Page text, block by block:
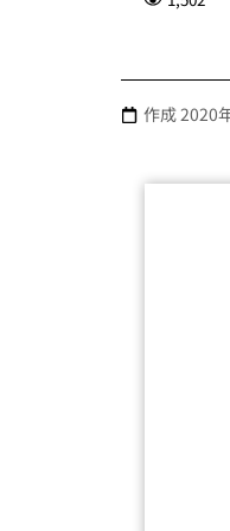
作成2020